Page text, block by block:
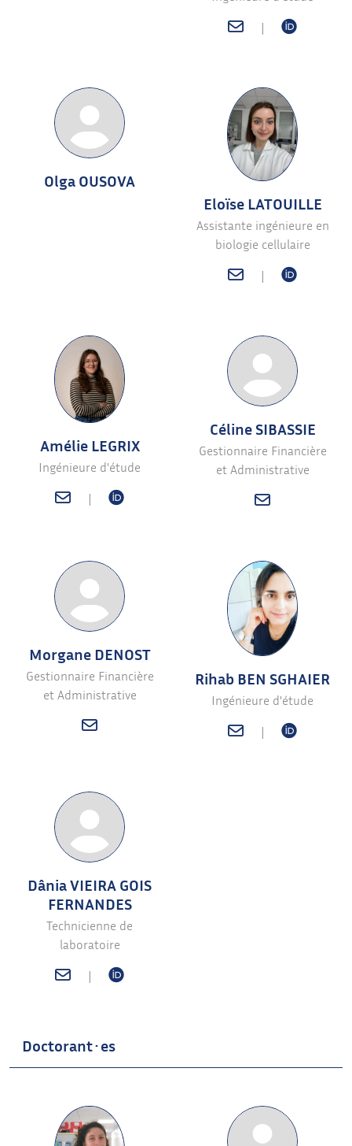
|
Olga OUSOVA
Eloïse LATOUILLE
Assistante ingénieure en
biologie cellulaire
|
Amélie LEGRIX
Ingénieure d'étude
|
Céline SIBASSIE
Gestionnaire Financière
et Administrative
Morgane DENOST
Gestionnaire Financière
et Administrative
Rihab BEN SGHAIER
Ingénieure d'étude
|
Dânia VIEIRA GOIS
FERNANDES
Technicienne de
laboratoire
|
Doctorant·es